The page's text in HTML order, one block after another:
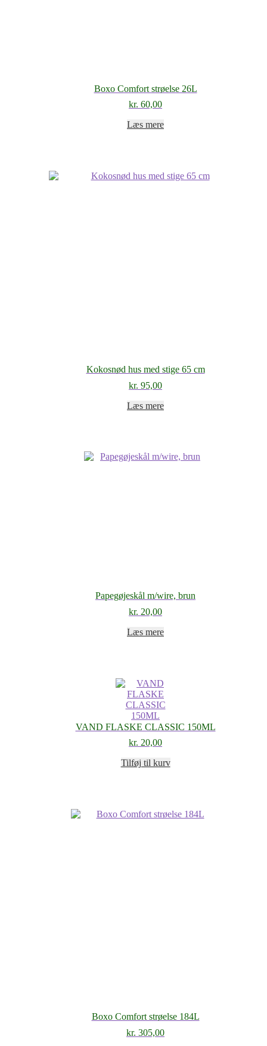
Boxo Comfort strøelse 26L
kr. 60,00
Læs mere
Kokosnød hus med stige 65 cm
kr. 95,00
Læs mere
Papegøjeskål m/wire, brun
kr. 20,00
Læs mere
VAND FLASKE CLASSIC 150ML
kr. 20,00
Tilføj til kurv
Boxo Comfort strøelse 184L
kr. 305,00